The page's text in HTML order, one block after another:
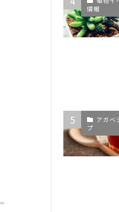
情報
アガベ
プ